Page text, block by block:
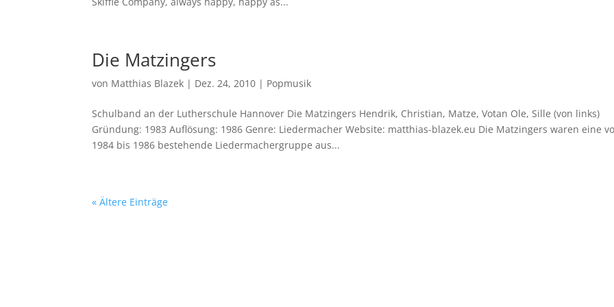
Die Matzingers
von Matthias Blazek | Dez. 24, 2010 | Popmusik
Schulband an der Lutherschule Hannover Die Matzingers Hendrik, Christian, Matze, Votan Ole, Sille (von links)
Gründung: 1983 Auflösung: 1986 Genre: Liedermacher Website: matthias-blazek.eu Die Matzingers waren eine
1984 bis 1986 bestehende Liedermachergruppe aus...
« Ältere Einträge